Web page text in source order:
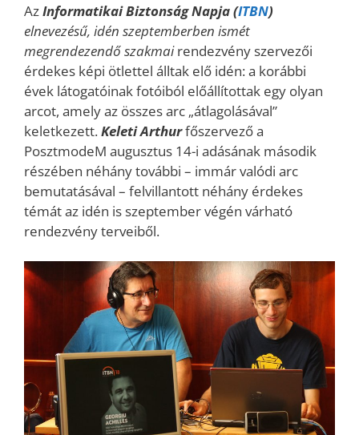
AzInformatikai Biztonság Napja (ITBN)
elnevezésű, idén szeptemberben ismét
megrendezendő szakmairendezvény szervezői
érdekes képi ötlettel álltak elő idén: a korábbi
évek látogatóinak fotóiból előállítottak egy olyan
arcot, amely az összes arc „átlagolásával”
keletkezett.Keleti Arthurfőszervező a
PosztmodeM augusztus 14-i adásának második
részében néhány további – immár valódi arc
bemutatásával – felvillantott néhány érdekes
témát az idén is szeptember végén várható
rendezvény terveiből.